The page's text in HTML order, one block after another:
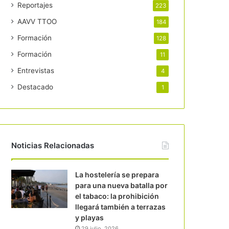
Reportajes 223
AAVV TTOO 184
Formación 128
Formación 11
Entrevistas 4
Destacado 1
Noticias Relacionadas
La hostelería se prepara
para una nueva batalla por
el tabaco: la prohibición
llegará también a terrazas
y playas